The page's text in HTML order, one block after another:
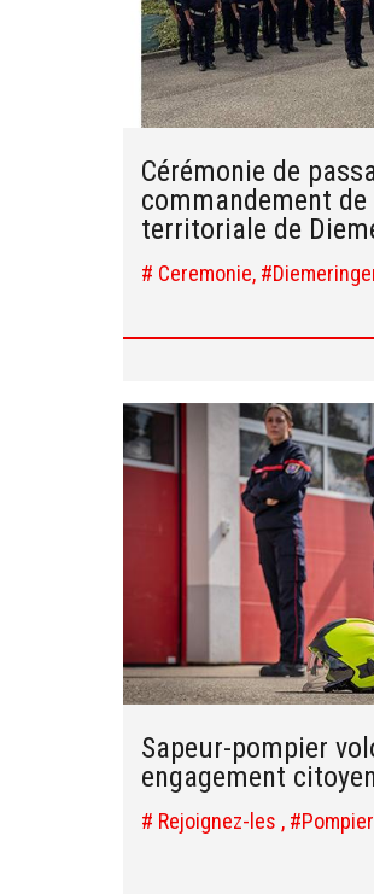
Cérémonie de
commandement
territoriale de
# Ceremonie,
Sapeur-pompier
engagement citoyen
# Rejoignez-les ,